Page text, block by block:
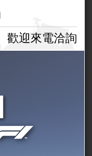
歡迎來電洽詢